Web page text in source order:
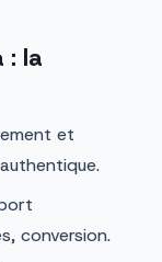
: la
et
conversion.